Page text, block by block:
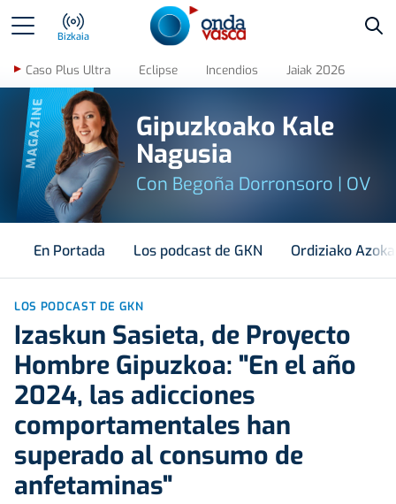
Bizkaia
Caso Plus Ultra Eclipse Incendios Jaiak 2026
MAGAZINE
Gipuzkoako Kale
Nagusia
Con Begoña Dorronsoro | OV
En Portada Los podcast de GKN Ordiziako Azoka
LOS PODCAST DE GKN
Izaskun Sasieta, de Proyecto
Hombre Gipuzkoa: "En el año
2024, las adicciones
comportamentales han
superado al consumo de
anfetaminas"